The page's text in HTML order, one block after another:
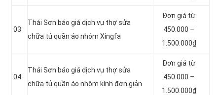
03
Thái Sơn báo giá dịch vụ thợ sửa
chữa tủ quần áo nhôm Xingfa
Đơn giá từ
450.000 –
1.500.000₫
04
Thái Sơn báo giá dịch vụ thợ sửa
chữa tủ quần áo nhôm kính đơn giản
Đơn giá từ
450.000 –
1.500.000₫